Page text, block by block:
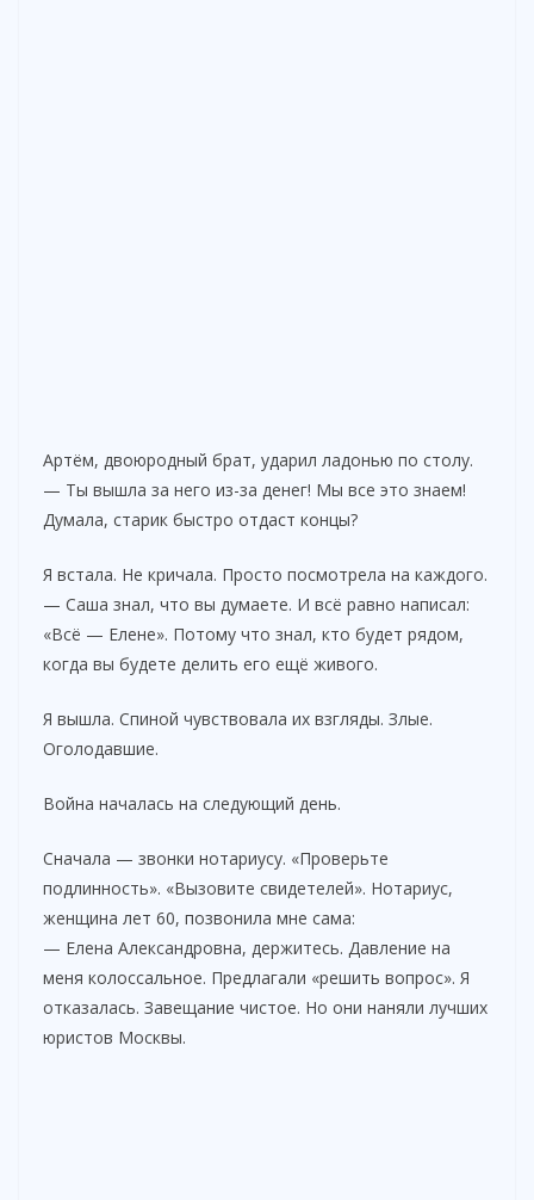
Артём, двоюродный брат, ударил ладонью по столу.
— Ты вышла за него из-за денег! Мы все это знаем!
Думала, старик быстро отдаст концы?
Я встала. Не кричала. Просто посмотрела на каждого.
— Саша знал, что вы думаете. И всё равно написал:
«Всё — Елене». Потому что знал, кто будет рядом,
когда вы будете делить его ещё живого.
Я вышла. Спиной чувствовала их взгляды. Злые.
Оголодавшие.
Война началась на следующий день.
Сначала — звонки нотариусу. «Проверьте
подлинность». «Вызовите свидетелей». Нотариус,
женщина лет 60, позвонила мне сама:
— Елена Александровна, держитесь. Давление на
меня колоссальное. Предлагали «решить вопрос». Я
отказалась. Завещание чистое. Но они наняли лучших
юристов Москвы.